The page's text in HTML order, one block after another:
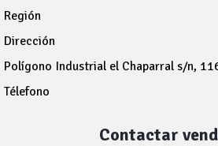
Región
Dirección
Polígono Industrial el Chaparral s/n,
Télefono
Contactar